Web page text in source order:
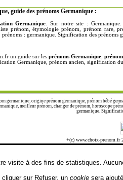
guide des prénoms Germanique :
Germanique . Sur notre site :
prénom, étymologie prénom, prénom rare,
: germanique. Signification des prénoms
un guide sur les prénoms Germanique
Germanique, prénom ancien, signification
germanique, origine prénom germanique, prénom bébé
meilleur prénom, changer de prénom, horoscope
germanique.
+(c) www.choix-prenom.fr
visite à des fins de statistiques.
sur Refuser, uncookie sera